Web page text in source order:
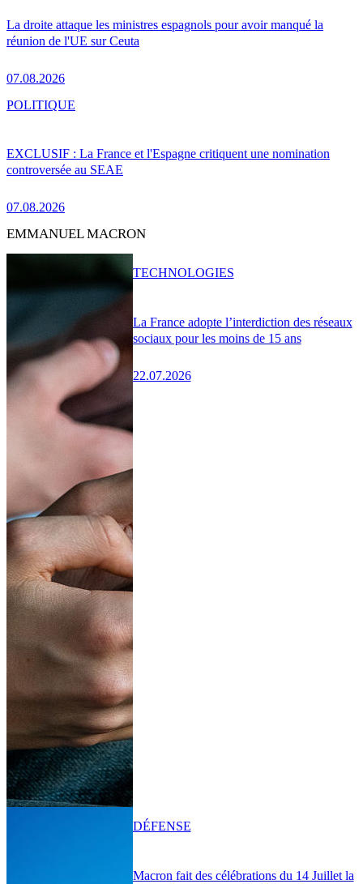
La droite attaque les ministres espagnols pour avoir manqué la
réunion de l'UE sur Ceuta
07.08.2026
EXCLUSIF : La France et l'Espagne critiquent une nomination
controversée au SEAE
07.08.2026
POLITIQUE
EMMANUEL MACRON
La France adopte l’interdiction des réseaux
sociaux pour les moins de 15 ans
22.07.2026
TECHNOLOGIES
Macron fait des célébrations du 14 Juillet la
DÉFENSE